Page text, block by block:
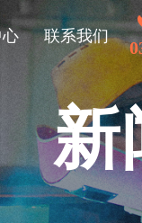
联系我们
新